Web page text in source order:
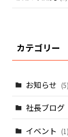
カテゴリー
お知らせ (5)
社長ブログ
イベント (1)